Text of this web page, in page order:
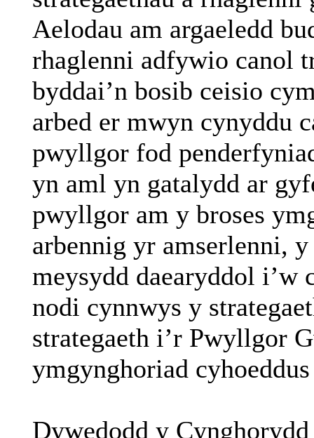
Aelodau am argaeledd
rhaglenni adfywio canol
byddai’n bosib ceisio
arbed er mwyn cynyddu
pwyllgor fod
yn aml yn gatalydd ar
pwyllgor am y broses
arbennig yr amserlenni,
meysydd daearyddol
nodi cynnwys y
strategaeth i’r Pwyllgor
ymgynghoriad
Dywedodd y